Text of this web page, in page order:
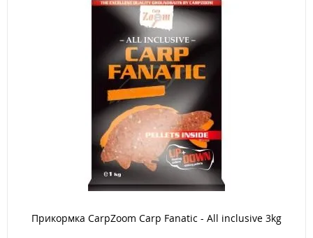
Прикормка CarpZoom Carp Fanatic - All inclusive 3kg